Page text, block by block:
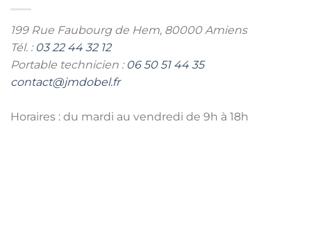
199 Rue Faubourg de Hem, 80000 Amiens
Tél. : 03 22 44 32 12
Portable technicien : 06 50 51 44 35
contact@jmdobel.fr
Horaires : du mardi au vendredi de 9h à 18h